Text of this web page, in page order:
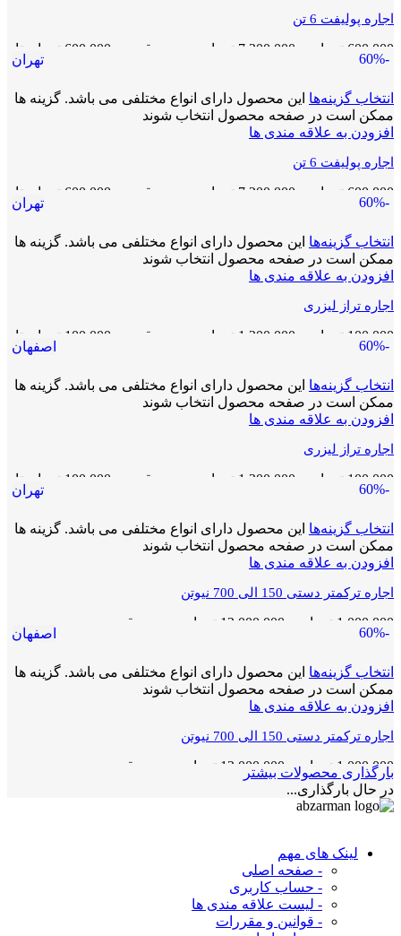
اجاره پولیفت 6 تن
600,000 تومان 7,200,000 تومان
محدوده قیمت: 600,000 تومان تا
7,200,000 تومان
-60% تهران
انتخاب گزینه‌ها این محصول دارای انواع مختلفی می باشد. گزینه ها
ممکن است در صفحه محصول انتخاب شوند
افزودن به علاقه مندی ها
اجاره پولیفت 6 تن
600,000 تومان 7,200,000 تومان
محدوده قیمت: 600,000 تومان تا
7,200,000 تومان
-60% تهران
انتخاب گزینه‌ها این محصول دارای انواع مختلفی می باشد. گزینه ها
ممکن است در صفحه محصول انتخاب شوند
افزودن به علاقه مندی ها
اجاره تراز لیزری
100,000 تومان 1,200,000 تومان
محدوده قیمت: 100,000 تومان تا
1,200,000 تومان
-60% اصفهان
انتخاب گزینه‌ها این محصول دارای انواع مختلفی می باشد. گزینه ها
ممکن است در صفحه محصول انتخاب شوند
افزودن به علاقه مندی ها
اجاره تراز لیزری
100,000 تومان 1,200,000 تومان
محدوده قیمت: 100,000 تومان تا
1,200,000 تومان
-60% تهران
انتخاب گزینه‌ها این محصول دارای انواع مختلفی می باشد. گزینه ها
ممکن است در صفحه محصول انتخاب شوند
افزودن به علاقه مندی ها
اجاره ترکمتر دستی 150 الی 700 نیوتن
1,000,000 تومان 12,000,000 تومان
محدوده قیمت:
1,000,000 تومان تا 12,000,000 تومان
-60% اصفهان
انتخاب گزینه‌ها این محصول دارای انواع مختلفی می باشد. گزینه ها
ممکن است در صفحه محصول انتخاب شوند
افزودن به علاقه مندی ها
اجاره ترکمتر دستی 150 الی 700 نیوتن
1,000,000 تومان –
12,000,000 تومان
محدوده قیمت:
1,000,000 تومان تا 12,000,000 تومان
بارگذاری محصولات بیشتر
در حال بارگذاری...
لینک های مهم
- صفحه اصلی
- حساب کاربری
- لیست علاقه مندی ها
- قوانین و مقررات